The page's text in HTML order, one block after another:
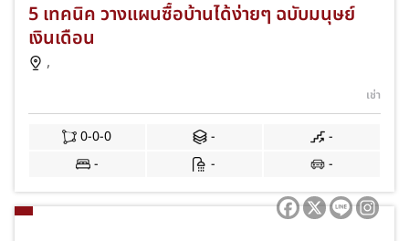
5 เทคนิค วางแผนซื้อบ้านได้ง่ายๆ ฉบับมนุษย์
เงินเดือน
,
เช่า
0-0-0 -
-
-
- -